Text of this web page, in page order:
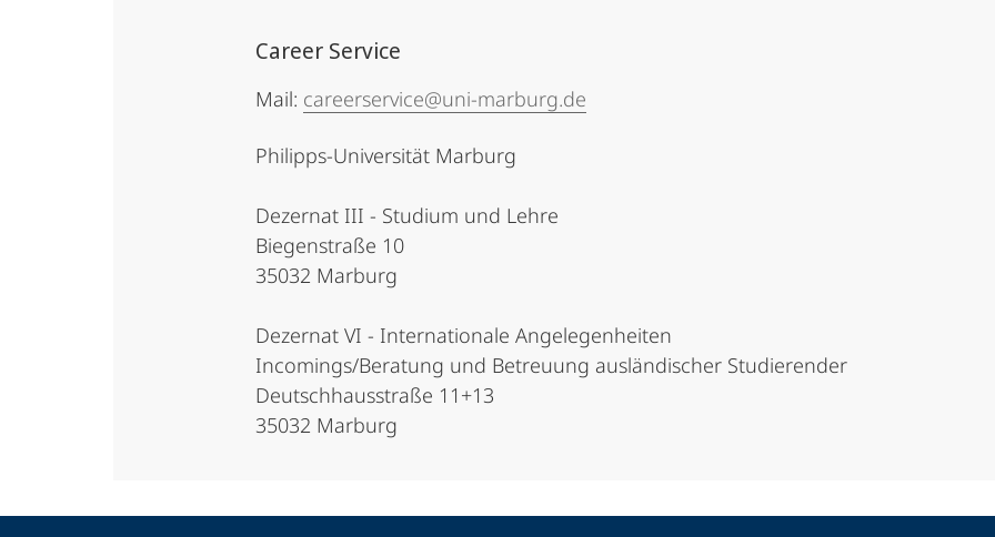
Career Service
Mail: careerservice@uni-marburg.de
Philipps-Universität Marburg
Dezernat III - Studium und Lehre
Biegenstraße 10
35032 Marburg
Dezernat VI - Internationale Angelegenheiten
Incomings/Beratung und Betreuung ausländischer Studierender
Deutschhausstraße 11+13
35032 Marburg